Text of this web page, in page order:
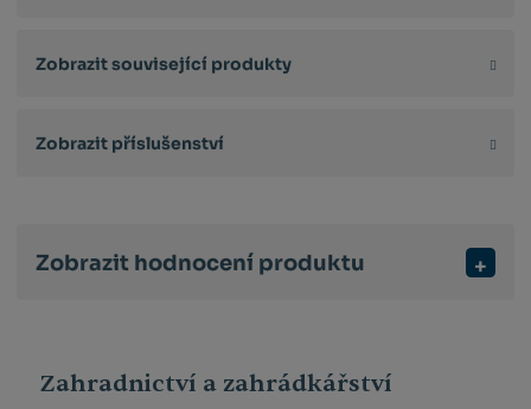
Zobrazit související produkty
Zobrazit příslušenství
Zobrazit hodnocení produktu
Zahradnictví a zahrádkářství